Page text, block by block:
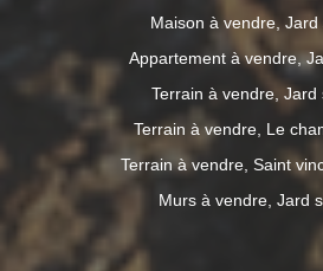
Maison à vendre, Jard
Appartement à vendre,
Terrain à vendre, Jard
Terrain à vendre, Le
Terrain à vendre, Saint
Murs à vendre, Jard